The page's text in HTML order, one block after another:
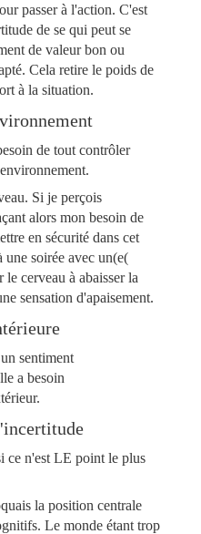
passer à l'action. C'est
de se qui peut se
de valeur bon ou
Cela retire le poids de
à la situation.
de tout contrôler
Si je perçois
alors mon besoin de
en sécurité dans cet
soirée avec un(e(
cerveau à abaisser la
sensation d'apaisement.
sentiment
a besoin
ce n'est LE point le plus
la position centrale
Le monde étant trop